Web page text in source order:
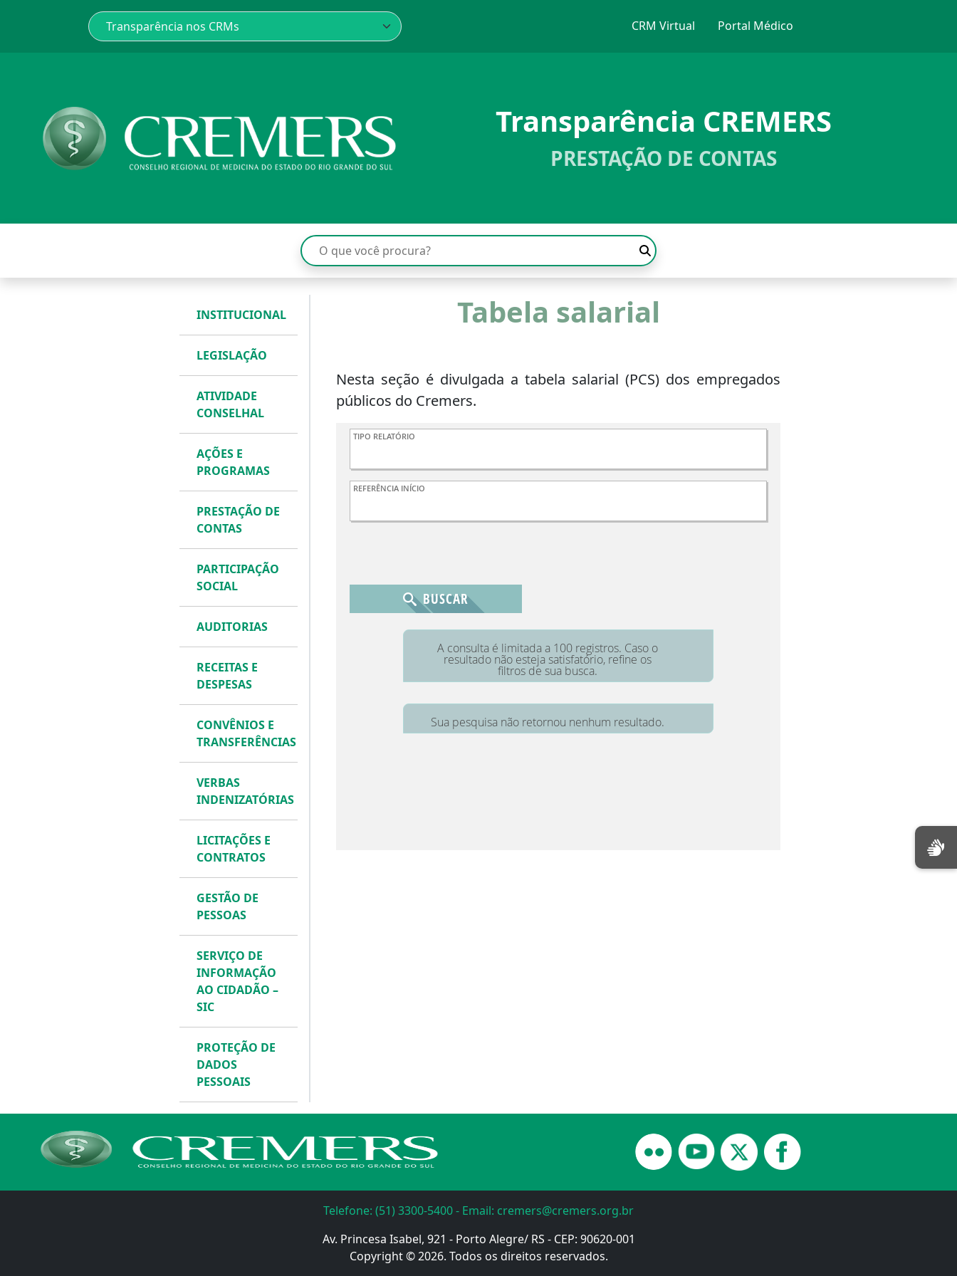
CRM Virtual Portal Médico
Transparência CREMERS
PRESTAÇÃO DE CONTAS
INSTITUCIONAL
LEGISLAÇÃO
ATIVIDADE
CONSELHAL
AÇÕES E
PROGRAMAS
PRESTAÇÃO DE
CONTAS
PARTICIPAÇÃO
SOCIAL
AUDITORIAS
RECEITAS E
DESPESAS
CONVÊNIOS E
TRANSFERÊNCIAS
VERBAS
INDENIZATÓRIAS
LICITAÇÕES E
CONTRATOS
GESTÃO DE
PESSOAS
SERVIÇO DE
INFORMAÇÃO
AO CIDADÃO –
SIC
PROTEÇÃO DE
DADOS
PESSOAIS
Tabela salarial
Nesta seção é divulgada a tabela salarial (PCS) dos empregados
públicos do Cremers.
Telefone: (51) 3300-5400 - Email: cremers@cremers.org.br
Av. Princesa Isabel, 921 - Porto Alegre/ RS - CEP: 90620-001
Copyright © 2026. Todos os direitos reservados.